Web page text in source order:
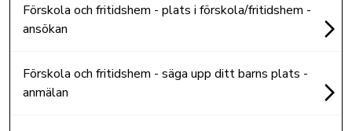
Förskola och fritidshem - plats i förskola/fritidshem -
ansökan
Förskola och fritidshem - säga upp ditt barns plats -
anmälan